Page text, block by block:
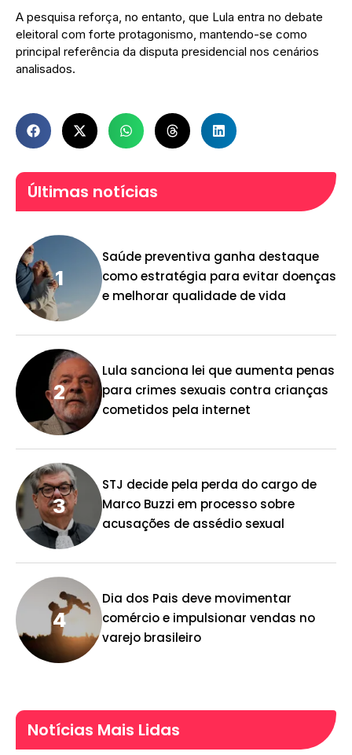
A pesquisa reforça, no entanto, que Lula entra no debate
eleitoral com forte protagonismo, mantendo-se como
principal referência da disputa presidencial nos cenários
analisados.
Últimas notícias
Saúde preventiva ganha destaque
como estratégia para evitar doenças
e melhorar qualidade de vida
Lula sanciona lei que aumenta penas
para crimes sexuais contra crianças
cometidos pela internet
STJ decide pela perda do cargo de
Marco Buzzi em processo sobre
acusações de assédio sexual
Dia dos Pais deve movimentar
comércio e impulsionar vendas no
varejo brasileiro
Notícias Mais Lidas